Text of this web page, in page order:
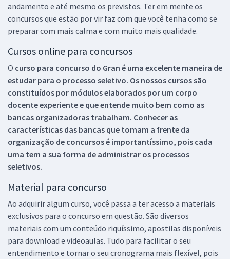
andamento e até mesmo os previstos. Ter em mente os
concursos que estão por vir faz com que você tenha como se
preparar com mais calma e com muito mais qualidade.
Cursos online para concursos
O curso para concurso do Gran é uma excelente maneira de
estudar para o processo seletivo. Os nossos cursos são
constituídos por módulos elaborados por um corpo
docente experiente e que entende muito bem como as
bancas organizadoras trabalham. Conhecer as
características das bancas que tomam a frente da
organização de concursos é importantíssimo, pois cada
uma tem a sua forma de administrar os processos
seletivos.
Material para concurso
Ao adquirir algum curso, você passa a ter acesso a materiais
exclusivos para o concurso em questão. São diversos
materiais com um conteúdo riquíssimo, apostilas disponíveis
para download e videoaulas. Tudo para facilitar o seu
entendimento e tornar o seu cronograma mais flexível, pois